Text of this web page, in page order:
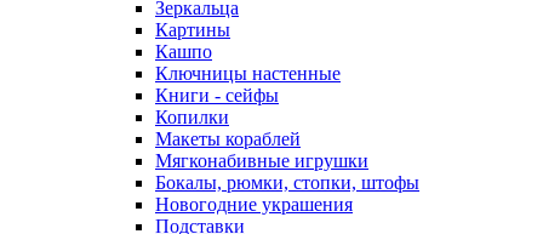
Зеркальца
Картины
Кашпо
Ключницы настенные
Книги - сейфы
Копилки
Макеты кораблей
Мягконабивные игрушки
Бокалы, рюмки, стопки, штофы
Новогодние украшения
Подставки